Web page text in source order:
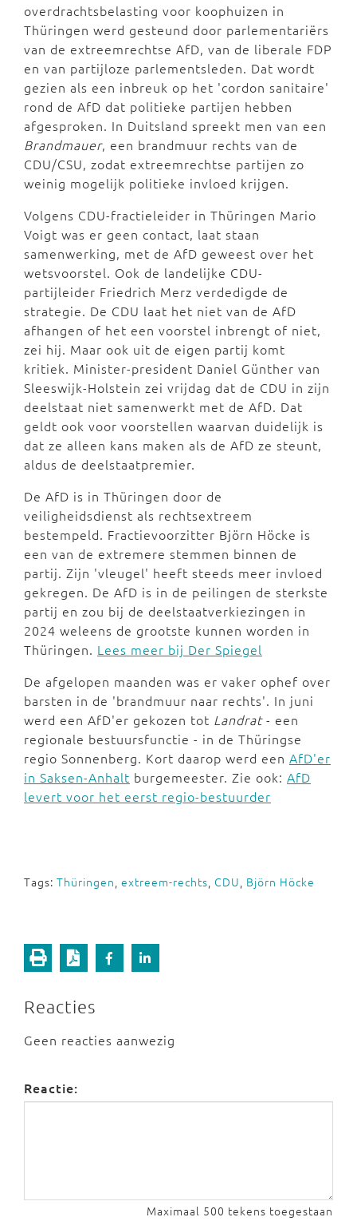
overdrachtsbelasting voor koophuizen in
Thüringen werd gesteund door parlementariërs
van de extreemrechtse AfD, van de liberale FDP
en van partijloze parlementsleden. Dat wordt
gezien als een inbreuk op het 'cordon sanitaire'
rond de AfD dat politieke partijen hebben
afgesproken. In Duitsland spreekt men van een
Brandmauer, een brandmuur rechts van de
CDU/CSU, zodat extreemrechtse partijen zo
weinig mogelijk politieke invloed krijgen.
Volgens CDU-fractieleider in Thüringen Mario
Voigt was er geen contact, laat staan
samenwerking, met de AfD geweest over het
wetsvoorstel. Ook de landelijke CDU-
partijleider Friedrich Merz verdedigde de
strategie. De CDU laat het niet van de AfD
afhangen of het een voorstel inbrengt of niet,
zei hij. Maar ook uit de eigen partij komt
kritiek. Minister-president Daniel Günther van
Sleeswijk-Holstein zei vrijdag dat de CDU in zijn
deelstaat niet samenwerkt met de AfD. Dat
geldt ook voor voorstellen waarvan duidelijk is
dat ze alleen kans maken als de AfD ze steunt,
aldus de deelstaatpremier.
De AfD is in Thüringen door de
veiligheidsdienst als rechtsextreem
bestempeld. Fractievoorzitter Björn Höcke is
een van de extremere stemmen binnen de
partij. Zijn 'vleugel' heeft steeds meer invloed
gekregen. De AfD is in de peilingen de sterkste
partij en zou bij de deelstaatverkiezingen in
2024 weleens de grootste kunnen worden in
Thüringen. Lees meer bij Der Spiegel
De afgelopen maanden was er vaker ophef over
barsten in de 'brandmuur naar rechts'. In juni
werd een AfD'er gekozen tot Landrat- een
regionale bestuursfunctie - in de Thüringse
regio Sonnenberg. Kort daarop werd een AfD'er
in Saksen-Anhalt burgemeester. Zie ook: AfD
levert voor het eerst regio-bestuurder
Tags: Thüringen, extreem-rechts, CDU, Björn Höcke
Reacties
Geen reacties aanwezig
Reactie:
Maximaal 500 tekens toegestaan